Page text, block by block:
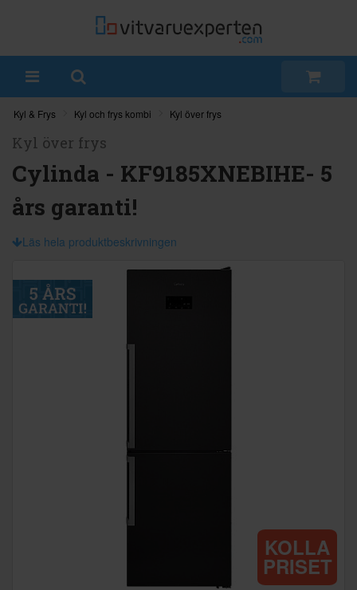
Kyl & Frys Kyl och frys kombi Kyl över frys
Kyl över frys
Cylinda - KF9185XNEBIHE- 5
års garanti!
Läs hela produktbeskrivningen
KOLLA
PRISET